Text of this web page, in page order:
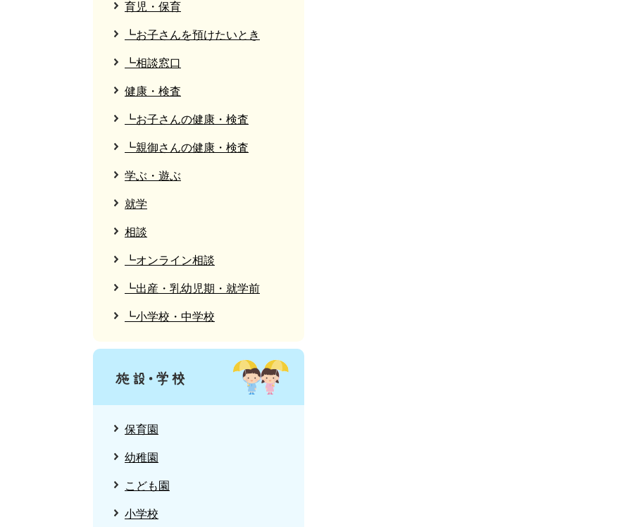
育児・保育
┗お子さんを預けたいとき
┗相談窓口
健康・検査
┗お子さんの健康・検査
┗親御さんの健康・検査
学ぶ・遊ぶ
就学
相談
┗オンライン相談
┗出産・乳幼児期・就学前
┗小学校・中学校
保育園
幼稚園
こども園
小学校